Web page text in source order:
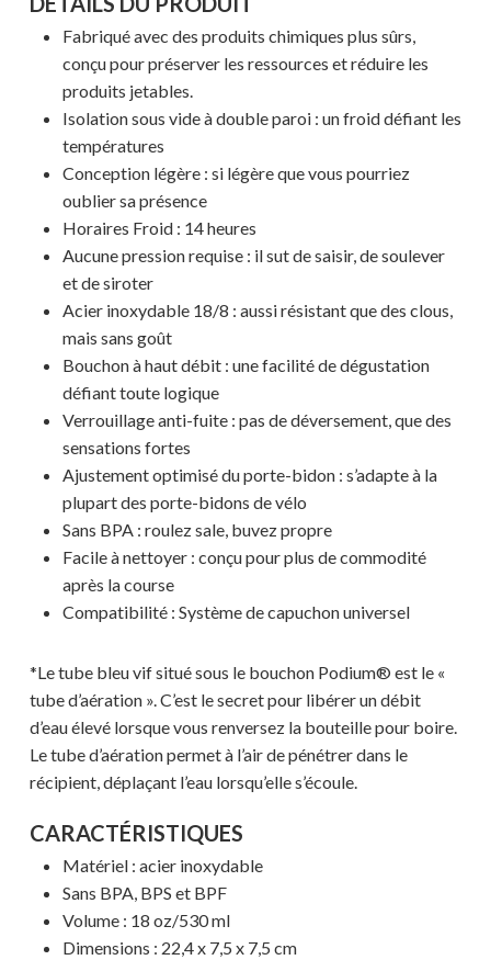
Votre panier est vide.
MAGASINER EN LIGNE
Fabriqué avec des produits chimiques plus sûrs,
conçu pour préserver les ressources et réduire les
produits jetables.
Isolation sous vide à double paroi : un froid défiant les
températures
Conception légère : si légère que vous pourriez
oublier sa présence
Horaires Froid : 14 heures
Aucune pression requise : il sut de saisir, de soulever
et de siroter
Acier inoxydable 18/8 : aussi résistant que des clous,
mais sans goût
Bouchon à haut débit : une facilité de dégustation
défiant toute logique
Verrouillage anti-fuite : pas de déversement, que des
sensations fortes
Ajustement optimisé du porte-bidon : s’adapte à la
plupart des porte-bidons de vélo
Sans BPA : roulez sale, buvez propre
Facile à nettoyer : conçu pour plus de commodité
après la course
Compatibilité : Système de capuchon universel
*Le tube bleu vif situé sous le bouchon Podium® est le «
tube d’aération ». C’est le secret pour libérer un débit
d’eau élevé lorsque vous renversez la bouteille pour boire.
Le tube d’aération permet à l’air de pénétrer dans le
récipient, déplaçant l’eau lorsqu’elle s’écoule.
CARACTÉRISTIQUES
Matériel : acier inoxydable
Sans BPA, BPS et BPF
Volume : 18 oz/530 ml
Dimensions : 22,4 x 7,5 x 7,5 cm